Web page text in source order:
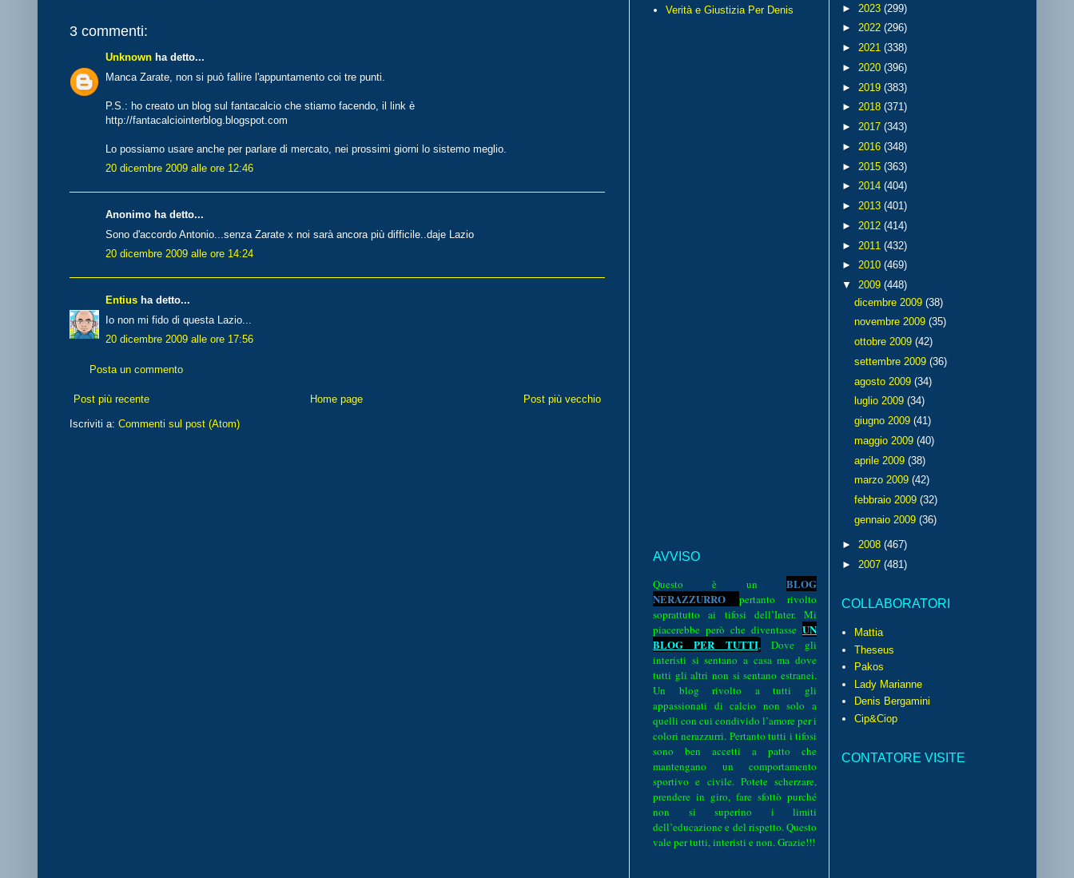
3 commenti:
Unknown ha detto...
Manca Zarate, non si può fallire l'appuntamento coi tre punti.
P.S.: ho creato un blog sul fantacalcio che stiamo facendo, il link è
http://fantacalciointerblog.blogspot.com
Lo possiamo usare anche per parlare di mercato, nei prossimi giorni lo sistemo meglio.
20 dicembre 2009 alle ore 12:46
Anonimo ha detto...
Sono d'accordo Antonio...senza Zarate x noi sarà ancora più difficile..daje Lazio
20 dicembre 2009 alle ore 14:24
Entius ha detto...
Io non mi fido di questa Lazio...
20 dicembre 2009 alle ore 17:56
Posta un commento
Post più recente Post più vecchio
Home page
Iscriviti a: Commenti sul post (Atom)
Verità e Giustizia Per Denis
AVVISO
Questo è un BLOG
NERAZZURRO pertanto rivolto
soprattutto ai tifosi dell’Inter. Mi
piacerebbe però che diventasse UN
BLOG PER TUTTI.
Dove gli
interisti si sentano a casa ma dove
tutti gli altri non si sentano estranei.
Un blog rivolto a tutti gli
appassionati di calcio non solo a
quelli con cui condivido l’amore per i
colori nerazzurri. Pertanto tutti i tifosi
sono ben accetti a patto che
mantengano un comportamento
sportivo e civile. Potete scherzare,
prendere in giro, fare sfottò purché
non si superino i limiti
dell’educazione e del rispetto. Questo
vale per tutti, interisti e non. Grazie!!!
► 2023 (299)
► 2022 (296)
► 2021 (338)
► 2020 (396)
► 2019 (383)
► 2018 (371)
► 2017 (343)
► 2016 (348)
► 2015 (363)
► 2014 (404)
► 2013 (401)
► 2012 (414)
► 2011 (432)
► 2010 (469)
▼ 2009 (448)
dicembre 2009 (38)
novembre 2009 (35)
ottobre 2009 (42)
settembre 2009 (36)
agosto 2009 (34)
luglio 2009 (34)
giugno 2009 (41)
maggio 2009 (40)
aprile 2009 (38)
marzo 2009 (42)
febbraio 2009 (32)
gennaio 2009 (36)
► 2008 (467)
► 2007 (481)
COLLABORATORI
Mattia
Theseus
Pakos
Lady Marianne
Denis Bergamini
Cip&Ciop
CONTATORE VISITE